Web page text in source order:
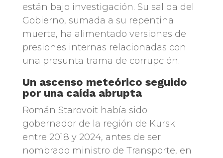
están bajo investigación. Su salida del
Gobierno, sumada a su repentina
muerte, ha alimentado versiones de
presiones internas relacionadas con
una presunta trama de corrupción.
Un ascenso meteórico seguido
por una caída abrupta
Román Starovoit había sido
gobernador de la región de Kursk
entre 2018 y 2024, antes de ser
nombrado ministro de Transporte, en